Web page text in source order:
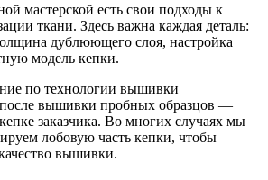
мастерской есть свои подходы к
ткани. Здесь важна каждая деталь:
дублюющего слоя, настройка
модель кепки.
по технологии вышивки
после вышивки пробных образцов —
заказчика. Во многих случаях мы
лобовую часть кепки, чтобы
вышивки.